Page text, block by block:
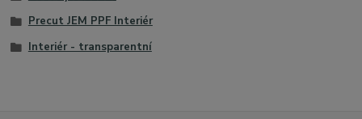
Precut JEM PPF Interiér
Interiér - transparentní